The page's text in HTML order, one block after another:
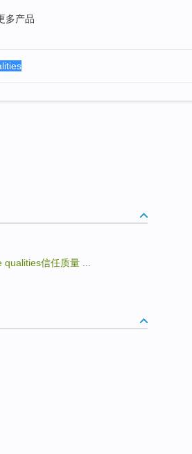
多产品
qualities信任质量